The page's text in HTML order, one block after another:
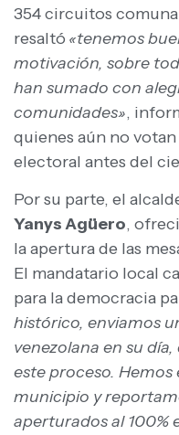
354 circuitos
resaltó «tenemos
motivación, sobre
han sumado con
comunidades»,
quienes aún no votan
electoral antes del
Por su parte, el
Yanys Agüero,
la apertura de las
El mandatario local
para la democracia
histórico, enviamos
venezolana en su
este proceso.
municipio y
aperturados al 100%